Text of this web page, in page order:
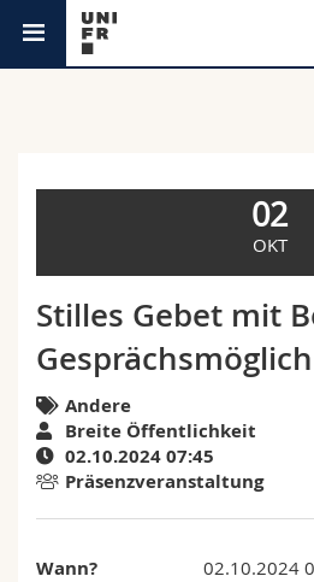
Universität
Weiterbildung
Wirtschafts- und
Philosophische Fak.
Fak. für Erziehungs- und
Studierende
Medien
Forschende
Mitarbeitende
Ressourcen
Personenverzeichnis
Ortsplan
Bibliotheken
Webmail
02
OKT
Stilles Gebet mit
Andere
Breite Öffentlichkeit
02.10.2024 07:45
Präsenzveranstaltung
Wann? 02.10.2024